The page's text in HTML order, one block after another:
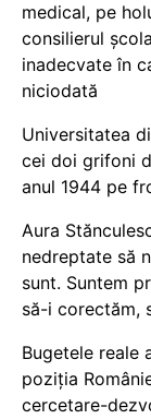
medical, pe
consilierul
inadecvate în
niciodată
Universitatea
cei doi grifoni
anul 1944 pe
Aura
nedreptate să
sunt. Suntem
să-i corectăm,
Bugetele reale
poziția
cercetare-